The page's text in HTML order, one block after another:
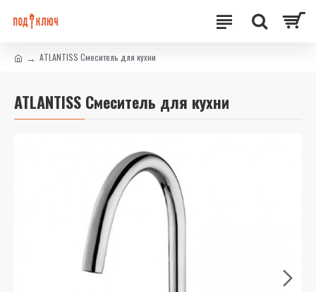
ATLANTISS Смеситель для кухни
ATLANTISS Смеситель для кухни